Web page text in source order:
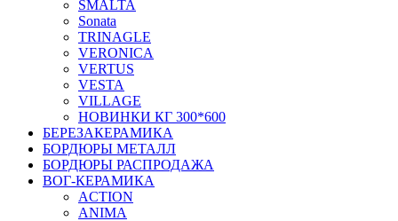
SMALTA
Sonata
TRINAGLE
VERONICA
VERTUS
VESTA
VILLAGE
НОВИНКИ КГ 300*600
БЕРЕЗАКЕРАМИКА
БОРДЮРЫ МЕТАЛЛ
БОРДЮРЫ РАСПРОДАЖА
ВОГ-КЕРАМИКА
ACTION
ANIMA